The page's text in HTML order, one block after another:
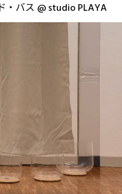
・バス @ studio PLAYA